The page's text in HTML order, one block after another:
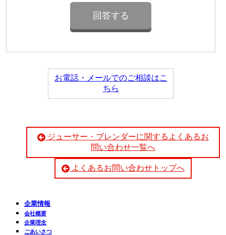
お電話・メールでのご相談はこ
ちら
ジューサー・ブレンダーに関するよくあるお
問い合わせ一覧へ
よくあるお問い合わせトップへ
企業情報
会社概要
企業理念
ごあいさつ